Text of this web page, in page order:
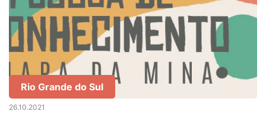
Rio Grande do Sul
26.10.2021